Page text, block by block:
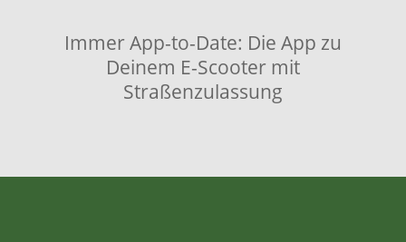
Immer App-to-Date: Die App zu
Deinem E-Scooter mit
Straßenzulassung